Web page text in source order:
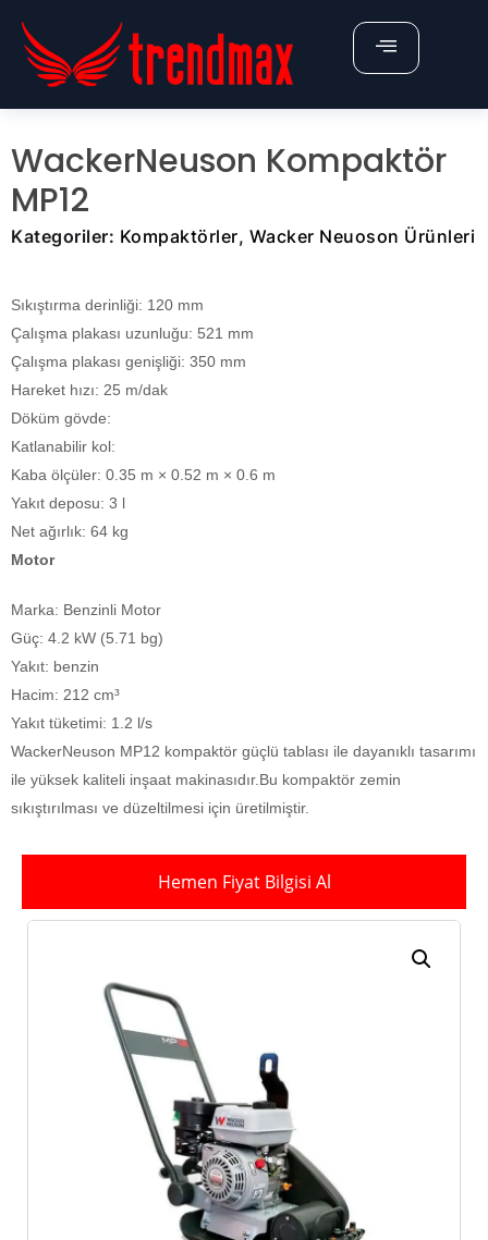
Anasayfa
Hakkımızda
İletişim
WackerNeuson Kompaktör
MP12
Kategoriler: Kompaktörler, Wacker Neuoson Ürünleri
Sıkıştırma derinliği: 120 mm
Çalışma plakası uzunluğu: 521 mm
Çalışma plakası genişliği: 350 mm
Hareket hızı: 25 m/dak
Döküm gövde:
Katlanabilir kol:
Kaba ölçüler: 0.35 m × 0.52 m × 0.6 m
Yakıt deposu: 3 l
Net ağırlık: 64 kg
Motor
Marka: Benzinli Motor
Güç: 4.2 kW (5.71 bg)
Yakıt: benzin
Hacim: 212 cm³
Yakıt tüketimi: 1.2 l/s
WackerNeuson MP12 kompaktör güçlü tablası ile dayanıklı tasarımı
ile yüksek kaliteli inşaat makinasıdır.Bu kompaktör zemin
sıkıştırılması ve düzeltilmesi için üretilmiştir.
Hemen Fiyat Bilgisi Al